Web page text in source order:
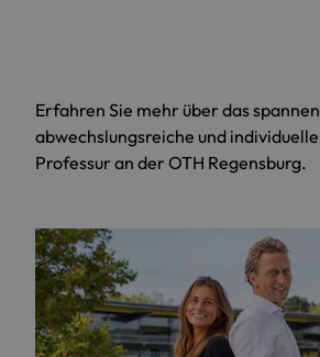
Erfahren Sie mehr über das
abwechslungsreiche und
Professur an der OTH Regensburg.